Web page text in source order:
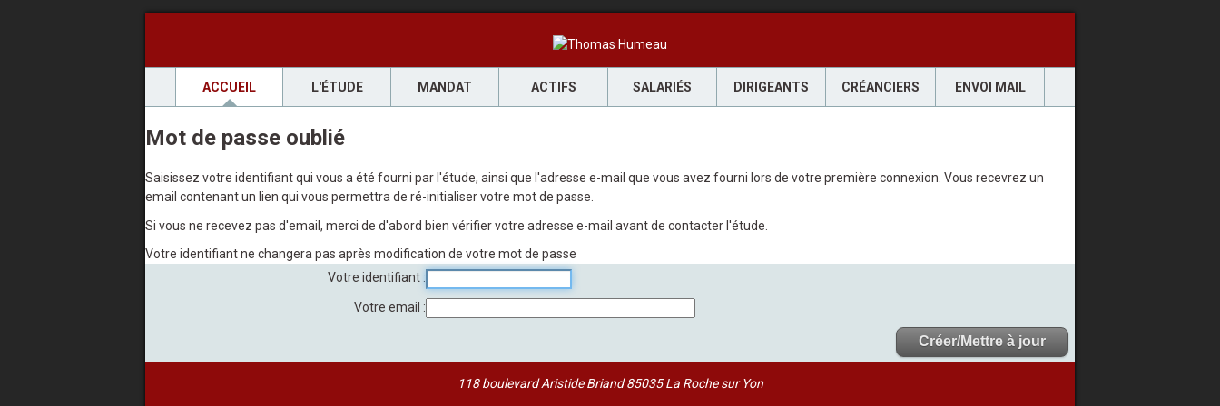
ACCUEIL L'ÉTUDE MANDAT ACTIFS SALARIÉS DIRIGEANTS CRÉANCIERS ENVOI MAIL
Mot de passe oublié
Saisissez votre identifiant qui vous a été fourni par l'étude, ainsi que l'adresse e-mail que vous avez fourni lors de votre première connexion. Vous recevrez un
email contenant un lien qui vous permettra de ré-initialiser votre mot de passe.
Si vous ne recevez pas d'email, merci de d'abord bien vérifier votre adresse e-mail avant de contacter l'étude.
Votre identifiant ne changera pas après modification de votre mot de passe
Votre identifiant
Votre email
118 boulevard Aristide Briand 85035 La Roche sur Yon